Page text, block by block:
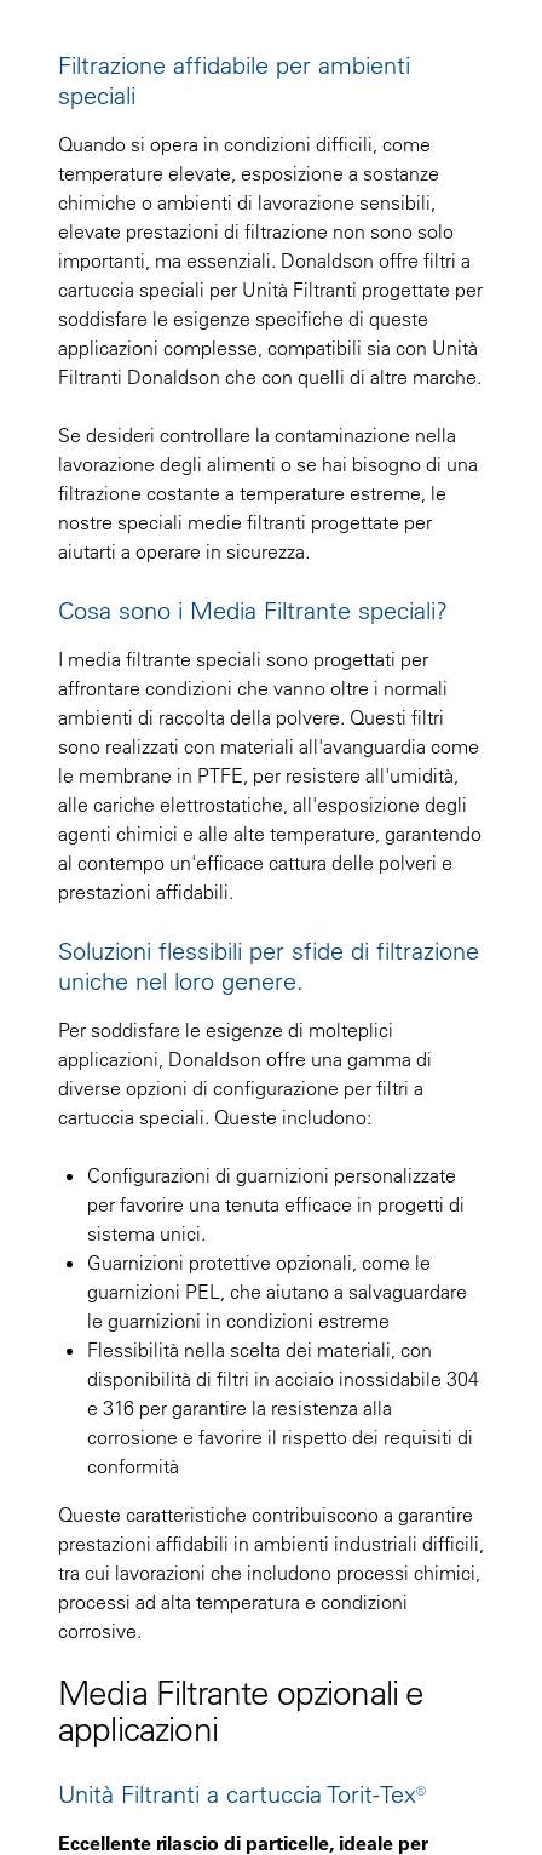
Filtrazione affidabile per ambienti
speciali
Quando si opera in condizioni difficili, come
temperature elevate, esposizione a sostanze
chimiche o ambienti di lavorazione sensibili,
elevate prestazioni di filtrazione non sono solo
importanti, ma essenziali. Donaldson offre filtri a
cartuccia speciali per Unità Filtranti progettate per
soddisfare le esigenze specifiche di queste
applicazioni complesse, compatibili sia con Unità
Filtranti Donaldson che con quelli di altre marche.
Se desideri controllare la contaminazione nella
lavorazione degli alimenti o se hai bisogno di una
filtrazione costante a temperature estreme, le
nostre speciali medie filtranti progettate per
aiutarti a operare in sicurezza.
Cosa sono i Media Filtrante speciali?
I media filtrante speciali sono progettati per
affrontare condizioni che vanno oltre i normali
ambienti di raccolta della polvere. Questi filtri
sono realizzati con materiali all'avanguardia come
le membrane in PTFE, per resistere all'umidità,
alle cariche elettrostatiche, all'esposizione degli
agenti chimici e alle alte temperature, garantendo
al contempo un'efficace cattura delle polveri e
prestazioni affidabili.
Soluzioni flessibili per sfide di filtrazione
uniche nel loro genere.
Per soddisfare le esigenze di molteplici
applicazioni, Donaldson offre una gamma di
diverse opzioni di configurazione per filtri a
cartuccia speciali. Queste includono:
Configurazioni di guarnizioni personalizzate
per favorire una tenuta efficace in progetti di
sistema unici.
Guarnizioni protettive opzionali, come le
guarnizioni PEL, che aiutano a salvaguardare
le guarnizioni in condizioni estreme
Flessibilità nella scelta dei materiali, con
disponibilità di filtri in acciaio inossidabile 304
e 316 per garantire la resistenza alla
corrosione e favorire il rispetto dei requisiti di
conformità
Queste caratteristiche contribuiscono a garantire
prestazioni affidabili in ambienti industriali difficili,
tra cui lavorazioni che includono processi chimici,
processi ad alta temperatura e condizioni
corrosive.
Media Filtrante opzionali e
applicazioni
Unità Filtranti a cartuccia Torit-Tex®
Eccellente rilascio di particelle, ideale per